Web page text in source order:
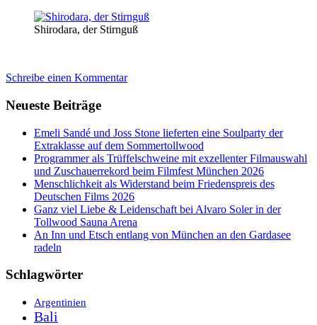
Shirodara, der Stirnguß
Schreibe einen Kommentar
Neueste Beiträge
Emeli Sandé und Joss Stone lieferten eine Soulparty der
Extraklasse auf dem Sommertollwood
Programmer als Trüffelschweine mit exzellenter Filmauswahl
und Zuschauerrekord beim Filmfest München 2026
Menschlichkeit als Widerstand beim Friedenspreis des
Deutschen Films 2026
Ganz viel Liebe & Leidenschaft bei Alvaro Soler in der
Tollwood Sauna Arena
An Inn und Etsch entlang von München an den Gardasee
radeln
Schlagwörter
Argentinien
Bali